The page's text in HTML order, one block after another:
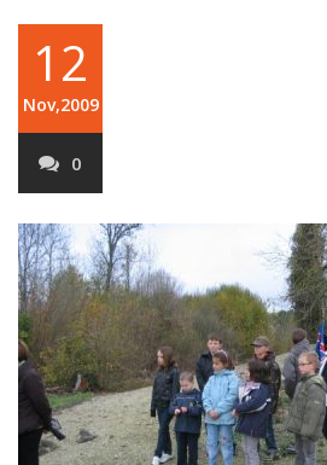
12
Nov,2009
0